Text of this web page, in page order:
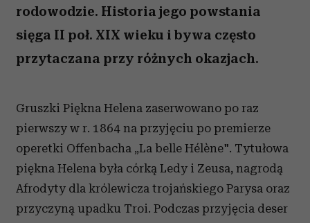
rodowodzie. Historia jego powstania
sięga II poł. XIX wieku i bywa często
przytaczana przy różnych okazjach.
Gruszki Piękna Helena zaserwowano po raz
pierwszy w r. 1864 na przyjęciu po premierze
operetki Offenbacha „La belle Hélène". Tytułowa
piękna Helena była córką Ledy i Zeusa, nagrodą
Afrodyty dla królewicza trojańskiego Parysa oraz
przyczyną upadku Troi. Podczas przyjęcia deser